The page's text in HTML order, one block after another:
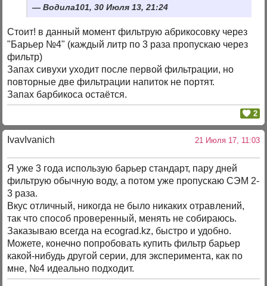
Водила101, 30 Июля 13, 21:24
Стоит! в данный момент фильтрую абрикосовку через
"Барьер №4" (каждый литр по 3 раза пропускаю через
фильтр)
Запах сивухи уходит после первой фильтрации, но
повторные две фильтрации напиток не портят.
Запах барбикоса остаётся.
2
IvavIvanich 21 Июля 17, 11:03
Я уже 3 года использую барьер стандарт, пару дней
фильтрую обычную воду, а потом уже пропускаю СЭМ 2-
3 раза.
Вкус отличный, никогда не было никаких отравлений,
так что способ проверенный, менять не собираюсь.
Заказываю всегда на ecograd.kz, быстро и удобно.
Можете, конечно попробовать купить фильтр барьер
какой-нибудь другой серии, для эксперимента, как по
мне, №4 идеально подходит.